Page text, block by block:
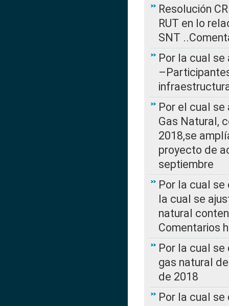
Resolución
RUT en lo
SNT
Por la cual se
Por el cual
Gas Natural,
2018,se
proyecto de
septiembre
Por la cual se
la cual se
natural
Comentarios
Por la cual
gas natural
de 2018
Por la cual